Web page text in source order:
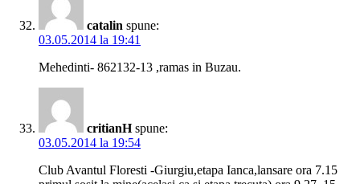
catalin spune:
03.05.2014 la 19:41
Mehedinti- 862132-13 ,ramas in Buzau.
critianH spune:
03.05.2014 la 19:54
Club Avantul Floresti -Giurgiu,etapa Ianca,lansare ora 7.15